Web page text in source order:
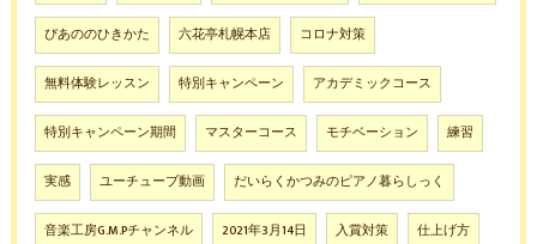
ぴあののひきかた 六花亭札幌本店 コロナ対策
無料体験レッスン 特別キャンペーン アカデミックコース
特別キャンペーン期間 マスターコース モチベーション 練習
実感 ユーチューブ動画 だいらくかつみのピアノ暮らしっく
音楽工房G.M.Pチャンネル 2021年3月14日 入賞対策 仕上げ方